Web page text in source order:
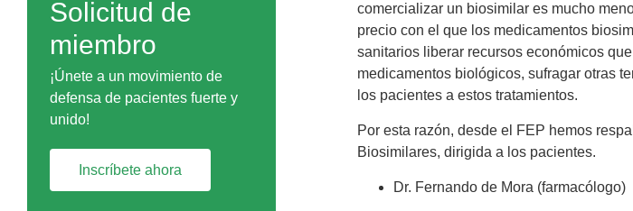
Solicitud de
miembro
¡Únete a un movimiento de
defensa de pacientes fuerte y
unido!
Inscríbete ahora
comercializar un biosimilar es mucho
precio con el que los medicamentos
sanitarios liberar recursos económicos
medicamentos biológicos, sufragar otras
los pacientes a estos tratamientos.
Por esta razón, desde el FEP hemos
Biosimilares, dirigida a los pacientes.
Dr. Fernando de Mora (farmacólogo)